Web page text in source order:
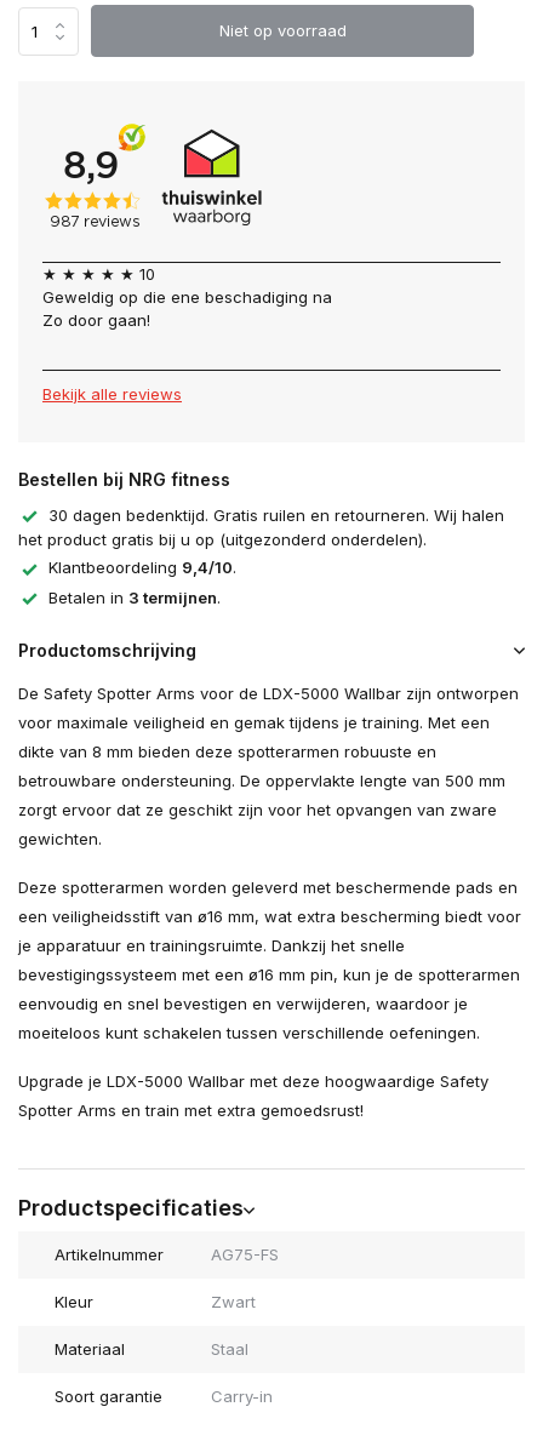
Niet op voorraad
★ ★ ★ ★ ★ 10
Geweldig op die ene beschadiging na
Zo door gaan!
Bekijk alle reviews
Bestellen bij NRG fitness
30 dagen bedenktijd. Gratis ruilen en retourneren. Wij halen
het product gratis bij u op (uitgezonderd onderdelen).
Klantbeoordeling 9,4/10.
Betalen in 3 termijnen.
Productomschrijving
De Safety Spotter Arms voor de LDX-5000 Wallbar zijn ontworpen
voor maximale veiligheid en gemak tijdens je training. Met een
dikte van 8 mm bieden deze spotterarmen robuuste en
betrouwbare ondersteuning. De oppervlakte lengte van 500 mm
zorgt ervoor dat ze geschikt zijn voor het opvangen van zware
gewichten.
Deze spotterarmen worden geleverd met beschermende pads en
een veiligheidsstift van ø16 mm, wat extra bescherming biedt voor
je apparatuur en trainingsruimte. Dankzij het snelle
bevestigingssysteem met een ø16 mm pin, kun je de spotterarmen
eenvoudig en snel bevestigen en verwijderen, waardoor je
moeiteloos kunt schakelen tussen verschillende oefeningen.
Upgrade je LDX-5000 Wallbar met deze hoogwaardige Safety
Spotter Arms en train met extra gemoedsrust!
Productspecificaties
Artikelnummer AG75-FS
Kleur Zwart
Materiaal Staal
Soort garantie Carry-in